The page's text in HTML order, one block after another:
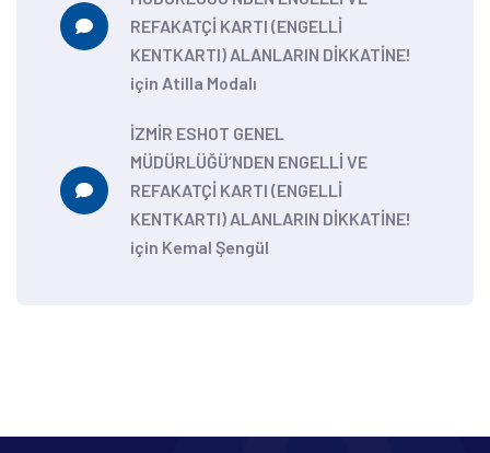
REFAKATÇİ KARTI (ENGELLİ
KENTKARTI) ALANLARIN DİKKATİNE!
için Atilla Modalı
İZMİR ESHOT GENEL
MÜDÜRLÜĞÜ’NDEN ENGELLİ VE
REFAKATÇİ KARTI (ENGELLİ
KENTKARTI) ALANLARIN DİKKATİNE!
için Kemal Şengül